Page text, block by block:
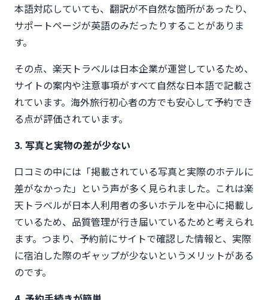
本語対応していても、翻訳が不自然な箇所があったり、
サポートページが英語のみだったりすることがありま
す。
その点、楽天トラベルは日本企業が運営しているため、
サイトの案内や注意事項がすべて自然な日本語で記載さ
れています。海外旅行初心者の方でも安心して予約でき
る点が評価されています。
3. 写真と実物の差が少ない
口コミの中には「掲載されている写真と実際のホテルに
差がなかった」という声が多く見られました。これは楽
天トラベルが日本人利用者の多いホテルを中心に掲載し
ているため、品質管理が行き届いているためと考えられ
ます。つまり、予約前にサイトで確認した情報と、実際
に宿泊した際のギャップが少ないというメリットがある
のです。